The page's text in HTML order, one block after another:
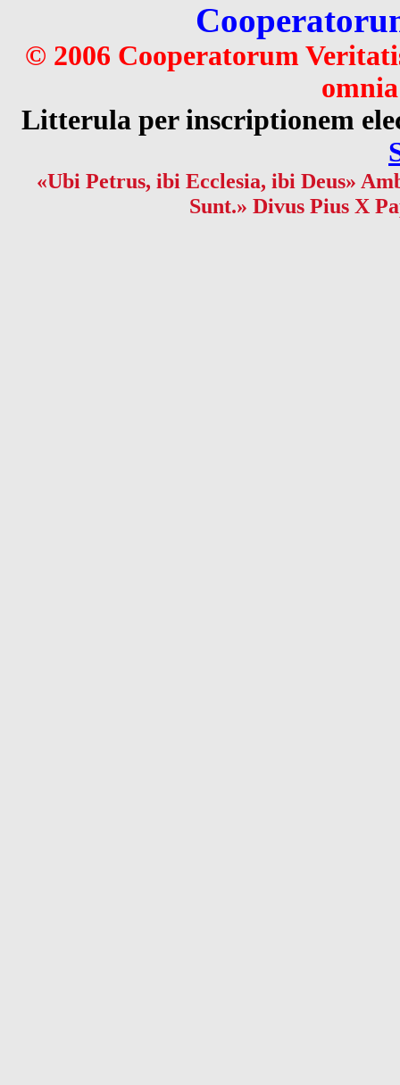
© 2006 Cooperatorum
Litterula per inscriptionem
«Ubi Petrus, ibi Ecclesia, ibi Deus»
Sunt.» Divus Pius X